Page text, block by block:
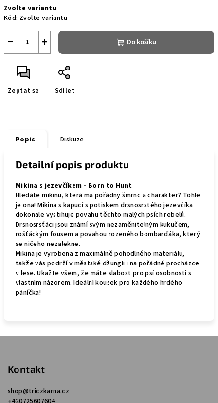
cena:
Zvolte variantu
Kód: Zvolte variantu
+
− Do košíku
Zeptat se Sdílet
Popis Diskuze
Detailní popis produktu
Mikina s jezevčíkem - Born to Hunt
Hledáte mikinu, která má pořádný šmrnc a charakter? Tohle
je ona! Mikina s kapucí s potiskem drsnosrstého jezevčíka
dokonale vystihuje povahu těchto malých psích rebelů.
Drsnosrsťáci jsou známí svým nezaměnitelným kukučem,
rošťáckým fousem a povahou rozeného bombarďáka, který
se ničeho nezalekne.
Mikina je vyrobena z maximálně pohodlného materiálu,
takže vás podrží v městské džungli i na pořádné procházce
v lese. Ukažte všem, že máte slabost pro psí osobnosti s
vlastním názorem. Ideální kousek pro každého hrdého
páníčka!
Kontakt
shop@triczkarna.cz
+420725607604